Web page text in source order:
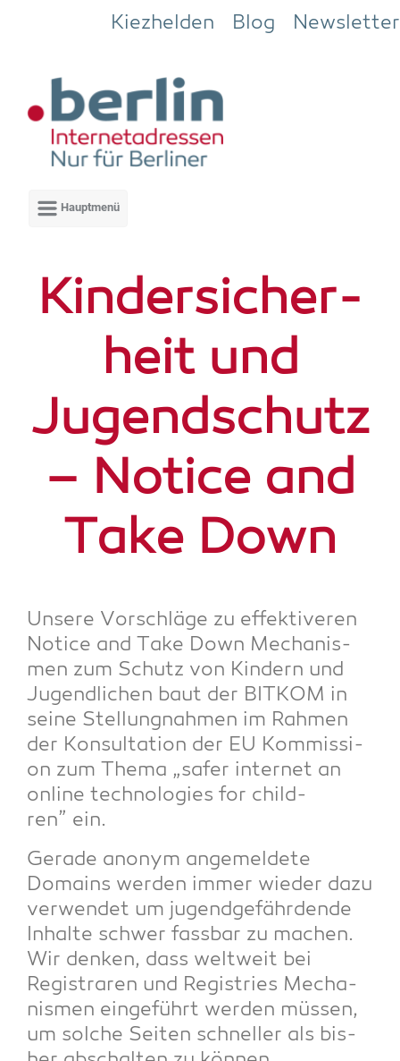
Zum Hauptinhalt springen
Kiezhelden Blog Newsletter
Kin­der­si­cher­
heit und
Jugend­schutz
– Noti­ce and
Take Down
Unse­re Vor­schlä­ge zu effek­ti­ve­ren
Noti­ce and Take Down Mecha­nis­
men zum Schutz von Kin­dern und
Jugend­li­chen baut der BITKOM in
sei­ne Stel­lung­nah­men im Rah­men
der Kon­sul­ta­ti­on der EU Kom­mis­si­
on zum The­ma „safer inter­net an
online tech­no­lo­gies for child­
ren” ein.
Gera­de anonym ange­mel­de­te
Domains wer­den immer wie­der dazu
ver­wen­det um jugend­ge­fähr­den­de
Inhal­te schwer fass­bar zu machen.
Wir den­ken, dass welt­weit bei
Regis­tra­ren und Regis­tries Mecha­
nis­men ein­ge­führt wer­den müs­sen,
um sol­che Sei­ten schnel­ler als bis­